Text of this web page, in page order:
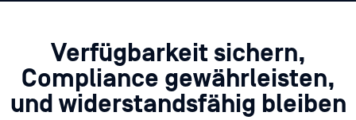
Verfügbarkeit sichern,
Compliance gewährleisten,
und widerstandsfähig bleiben